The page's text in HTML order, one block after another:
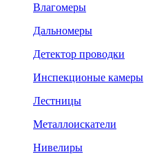
Влагомеры
Дальномеры
Детектор проводки
Инспекционые камеры
Лестницы
Металлоискатели
Нивелиры